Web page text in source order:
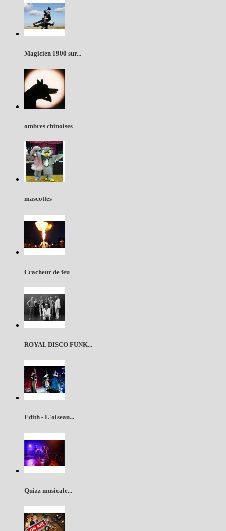
Magicien 1900 sur...
ombres chinoises
mascottes
Cracheur de feu
ROYAL DISCO FUNK...
Edith - L'oiseau...
Quizz musicale...